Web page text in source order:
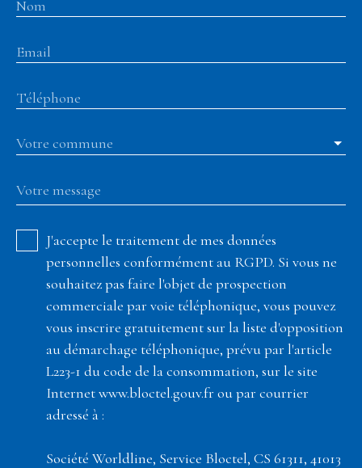
Nom
Email
Téléphone
Votre commune
Votre message
J'accepte le traitement de mes données
personnelles conformément au RGPD. Si vous ne
souhaitez pas faire l'objet de prospection
commerciale par voie téléphonique, vous pouvez
vous inscrire gratuitement sur la liste d'opposition
au démarchage téléphonique, prévu par l'article
L223-1 du code de la consommation, sur le site
Internet www.bloctel.gouv.fr ou par courrier
adressé à :
Société Worldline, Service Bloctel, CS 61311, 41013